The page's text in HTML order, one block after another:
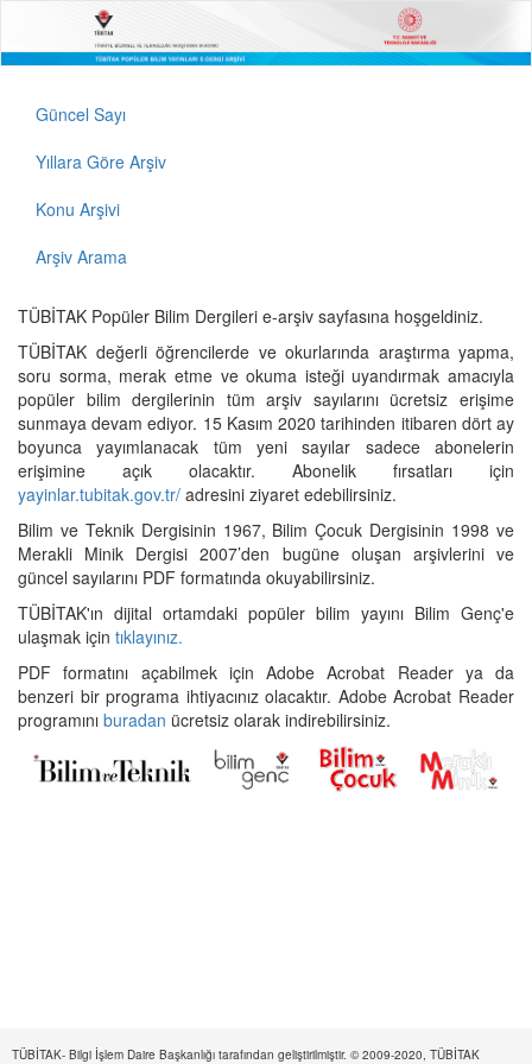
Güncel Sayı
Yıllara Göre Arşiv
Konu Arşivi
Arşiv Arama
TÜBİTAK Popüler Bilim Dergileri e-arşiv sayfasına hoşgeldiniz.
TÜBİTAK değerli öğrencilerde ve okurlarında araştırma yapma,
soru sorma, merak etme ve okuma isteği uyandırmak amacıyla
popüler bilim dergilerinin tüm arşiv sayılarını ücretsiz erişime
sunmaya devam ediyor. 15 Kasım 2020 tarihinden itibaren dört ay
boyunca yayımlanacak tüm yeni sayılar sadece abonelerin
erişimine açık olacaktır. Abonelik fırsatları için
yayinlar.tubitak.gov.tr/ adresini ziyaret edebilirsiniz.
Bilim ve Teknik Dergisinin 1967, Bilim Çocuk Dergisinin 1998 ve
Merakli Minik Dergisi 2007’den bugüne oluşan arşivlerini ve
güncel sayılarını PDF formatında okuyabilirsiniz.
TÜBİTAK'ın dijital ortamdaki popüler bilim yayını Bilim Genç'e
ulaşmak için tıklayınız.
PDF formatını açabilmek için Adobe Acrobat Reader ya da
benzeri bir programa ihtiyacınız olacaktır. Adobe Acrobat Reader
programını buradan ücretsiz olarak indirebilirsiniz.
TÜBİTAK- Bilgi İşlem Daire Başkanlığı tarafından geliştirilmiştir. © 2009-2020, TÜBİTAK